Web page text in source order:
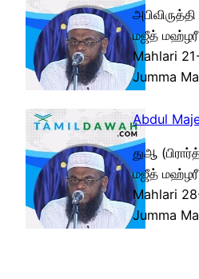
மஜீத் மஹ்ழரீ
Mahlari
Jumma
Abdul
துஆ
மஜீத் மஹ்ழரீ
Mahlari
Jumma